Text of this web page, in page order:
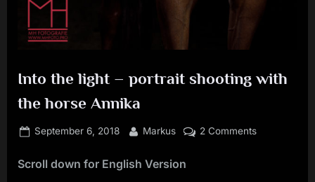
Into the light – portrait shooting with
the horse Annika
Posted
September 6, 2018 By
Markus 2 Commentson
Scroll down for English Version